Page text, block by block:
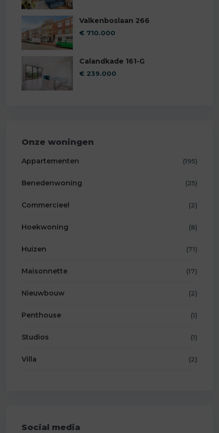
Valkenboslaan 266
€ 710.000
Calandkade 161-G
€ 239.000
Onze woningen
Appartementen (195)
Benedenwoning (25)
Commercieel (2)
Hoekwoning (8)
Huizen (71)
Maisonnette (17)
Nieuwbouw (2)
Penthouse (1)
Studios (1)
Villa (2)
Social media